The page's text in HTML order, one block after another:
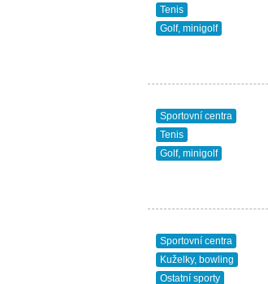
Tenis
Golf, minigolf
Sportovní centra
Tenis
Golf, minigolf
Sportovní centra
Kuželky, bowling
Ostatní sporty